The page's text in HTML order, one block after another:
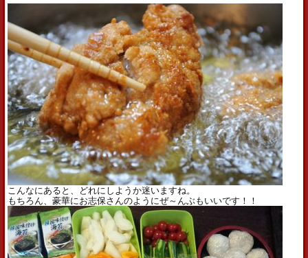
こんなにあると、どれにしようか迷いますね。
もちろん、豪華にお志保さんのようにぜ～んぶもいいです！！